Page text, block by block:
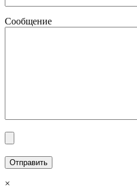
Сообщение
×